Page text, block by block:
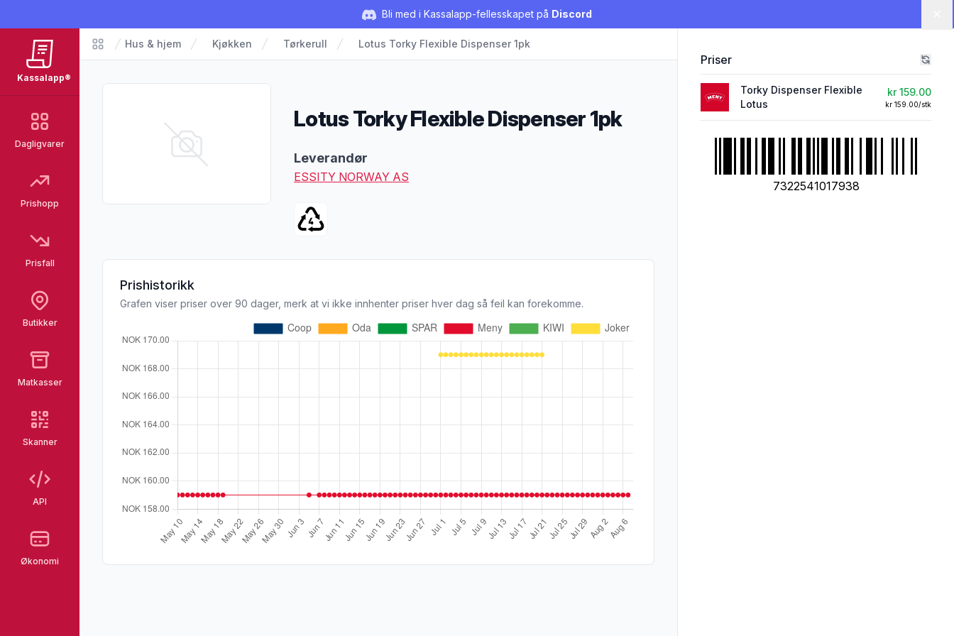
Bli med i Kassalapp-fellesskapet på Discord
Kassalapp®
Dagligvarer
Prishopp
Prisfall
Butikker
Matkasser
Skanner
API
Økonomi
Matvarer
Hus & hjem Kjøkken Tørkerull Lotus Torky Flexible Dispenser 1pk
Lotus Torky Flexible Dispenser 1pk
Leverandør
ESSITY NORWAY AS
Prishistorikk
Grafen viser priser over 90 dager, merk at vi ikke innhenter priser hver dag så feil kan forekomme.
Priser
Torky Dispenser Flexible
Lotus
kr 159.00
kr 159.00/stk
7322541017938